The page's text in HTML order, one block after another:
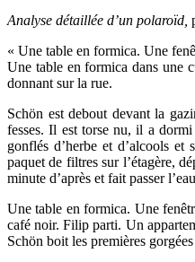
Analyse détaillée d’un polaroïd,
« Une table en formica. Une
Une table en formica dans une
donnant sur la rue.
Schön est debout devant la
fesses. Il est torse nu, il a
gonflés d’herbe et d’alcools
paquet de filtres sur l’étagère,
minute d’après et fait passer
Une table en formica. Une
café noir. Filip parti. Un
Schön boit les premières